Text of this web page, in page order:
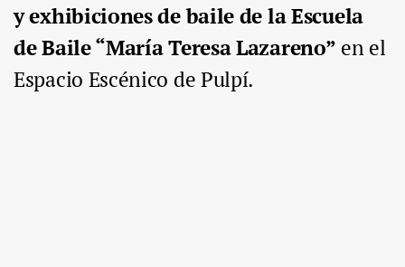
y exhibiciones de baile de la Escuela
de Baile “María Teresa Lazareno” en el
Espacio Escénico de Pulpí.